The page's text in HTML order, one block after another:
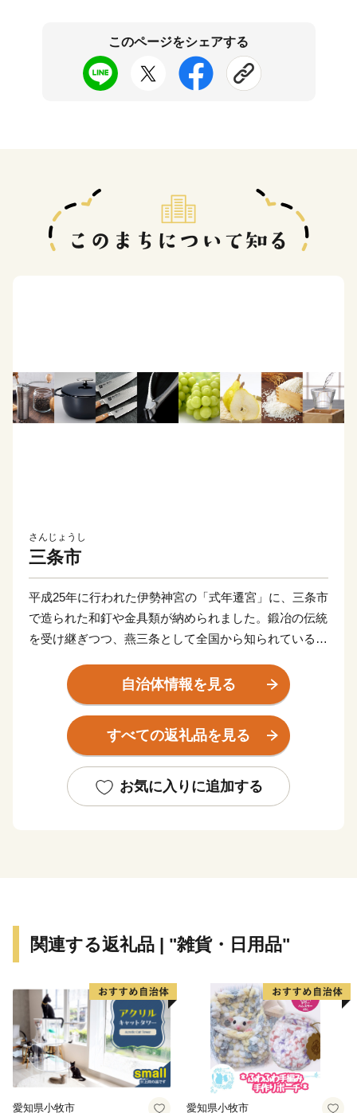
このページをシェアする
さんじょうし
三条市
平成25年に行われた伊勢神宮の「式年遷宮」に、三条市
で造られた和釘や金具類が納められました。鍛冶の伝統
を受け継ぎつつ、燕三条として全国から知られている
業工具、木工製品のほか、キッチン用品、大工道具、測
定器具、園芸用品、アウトドア用品、リビング用品、住
設機器などの金属加工を中心に多様な加工技術が集積し
ています。さらに、ものづくりで培われた技術がアウト
ドア用品やキャンプ用品を生産するメーカーが本社を置
き、キャンプ場も各所にあることから、アウトドアの聖
代表する米はもとより、桃、ぶどう、梨などの果物、野
お菓子、特産品も数多くあります。
ご寄附いただいた方には、三条市ならではの自慢の返礼
品をお届けいたします。「ものづくりのまち」を体感し
ていただける返礼品を手に取ったり、豊かな自然の恵み
をご賞味いただき、“さんじょう”の魅力をぜひご体感く
自治体情報を見る
すべての返礼品を見る
お気に入りに追加する
関連する返礼品 | "雑貨・日用品"
愛知県小牧市 愛知県小牧市